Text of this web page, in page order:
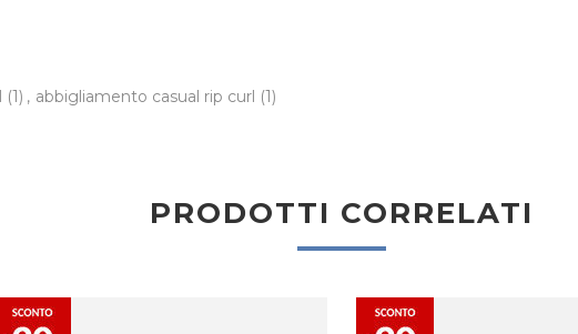
(1) , abbigliamento casual rip curl (1)
PRODOTTI CORRELATI